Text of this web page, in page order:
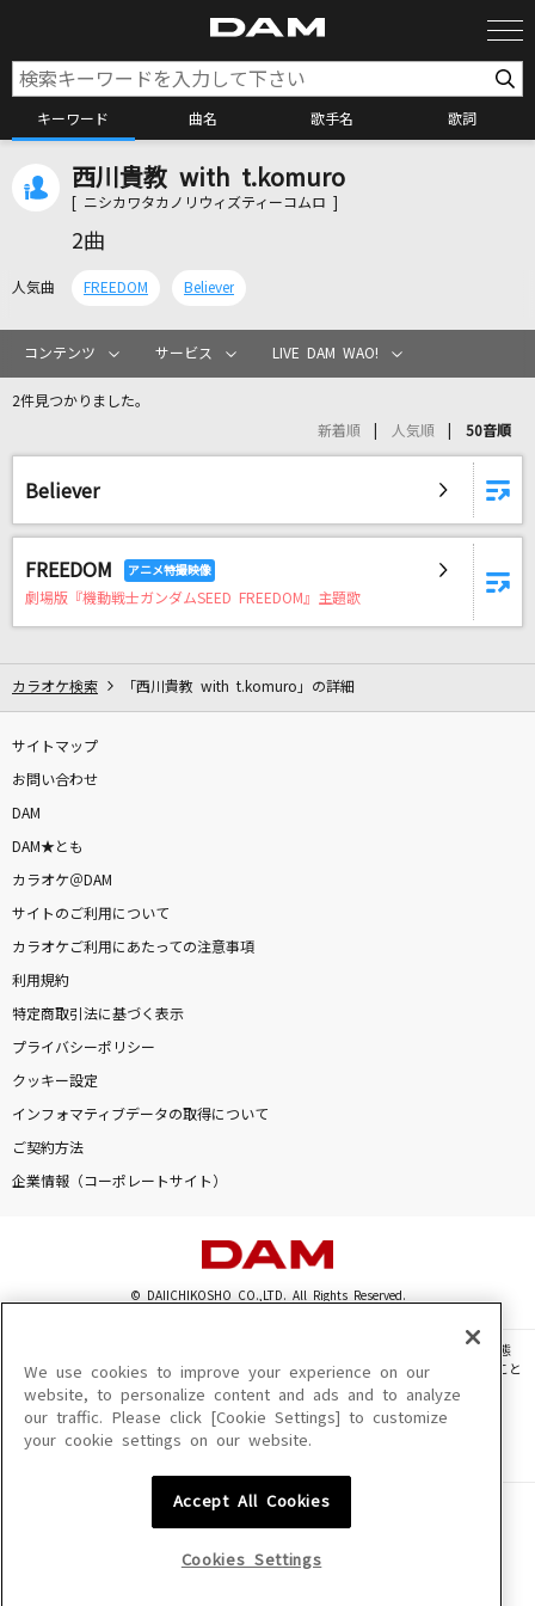
キーワード 曲名 歌手名 歌詞
カラオケ検索
カラオケリクエスト
革命道中
アイナ・ジ・エンド
コブクロ
石川さゆり
RED OUT(ビデオクリップバージョン)
米津玄師
世界が終るまでは…
WANDS
爆裂愛してる
M!LK
Love Fair
渡月橋 ～君 想ふ～
倉木麻衣
怪獣の花唄
Vaundy
もっと見る
DAMの新曲・ランキングなど
西川貴教 with t.komuro
[ ニシカワタカノリウィズティーコムロ ]
2曲
人気曲 FREEDOM Believer
コンテンツ サービス LIVE DAM WAO!
2件見つかりました。
新着順 人気順 50音順
Believer
FREEDOM
劇場版『機動戦士ガンダムSEED FREEDOM』主題歌
カラオケ検索 「西川貴教 with t.komuro」の詳細
サイトマップ
お問い合わせ
DAM
DAM★とも
カラオケ＠DAM
サイトのご利用について
カラオケご利用にあたっての注意事項
利用規約
特定商取引法に基づく表示
プライバシーポリシー
クッキー設定
インフォマティブデータの取得について
ご契約方法
企業情報（コーポレートサイト）
© DAIICHIKOSHO CO.,LTD. All Rights Reserved.
このサイトに掲載されている一切の文章・画像・写真・動画・音声等を、手段や形態
を問わず、著作権法の定める範囲を超えて無断で複製、転載、ファイル化などすること
を禁じます。
楽曲及びコンテンツは、機種によりご利用いただけない場合があります。
楽曲及びコンテンツの配信日、配信内容が変更になる場合があります。
We use cookies to improve your experience on our
website, to personalize content and ads and to analyze
our traffic. Please click [Cookie Settings] to customize
your cookie settings on our website.
Accept All Cookies
Cookies Settings